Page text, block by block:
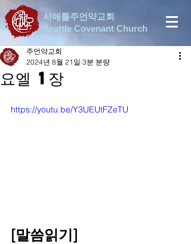
시애틀주언약교회
Seattle Covenant Church
요엘 1장
주언약교회
2024년 8월 21일 3분 분량
https://youtu.be/Y3UEUtFZeTU
[말씀읽기]